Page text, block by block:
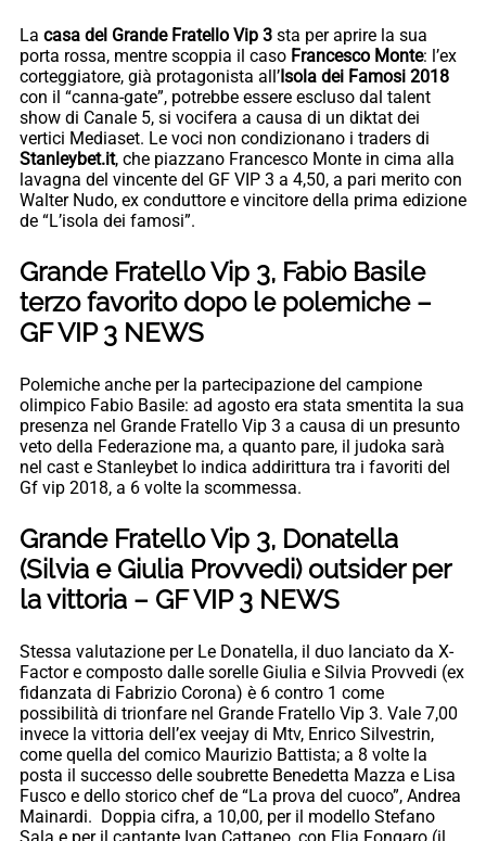
La casa del Grande Fratello Vip 3 sta per aprire la sua
porta rossa, mentre scoppia il caso Francesco Monte: l’ex
corteggiatore, già protagonista all’Isola dei Famosi 2018
con il “canna-gate”, potrebbe essere escluso dal talent
show di Canale 5, si vocifera a causa di un diktat dei
vertici Mediaset. Le voci non condizionano i traders di
Stanleybet.it, che piazzano Francesco Monte in cima alla
lavagna del vincente del GF VIP 3 a 4,50, a pari merito con
Walter Nudo, ex conduttore e vincitore della prima edizione
de “L’isola dei famosi”.
Grande Fratello Vip 3, Fabio Basile
terzo favorito dopo le polemiche –
GF VIP 3 NEWS
Polemiche anche per la partecipazione del campione
olimpico Fabio Basile: ad agosto era stata smentita la sua
presenza nel Grande Fratello Vip 3 a causa di un presunto
veto della Federazione ma, a quanto pare, il judoka sarà
nel cast e Stanleybet lo indica addirittura tra i favoriti del
Gf vip 2018, a 6 volte la scommessa.
Grande Fratello Vip 3, Donatella
(Silvia e Giulia Provvedi) outsider per
la vittoria – GF VIP 3 NEWS
Stessa valutazione per Le Donatella, il duo lanciato da X-
Factor e composto dalle sorelle Giulia e Silvia Provvedi (ex
fidanzata di Fabrizio Corona) è 6 contro 1 come
possibilità di trionfare nel Grande Fratello Vip 3. Vale 7,00
invece la vittoria dell’ex veejay di Mtv, Enrico Silvestrin,
come quella del comico Maurizio Battista; a 8 volte la
posta il successo delle soubrette Benedetta Mazza e Lisa
Fusco e dello storico chef de “La prova del cuoco”, Andrea
Mainardi. Doppia cifra, a 10,00, per il modello Stefano